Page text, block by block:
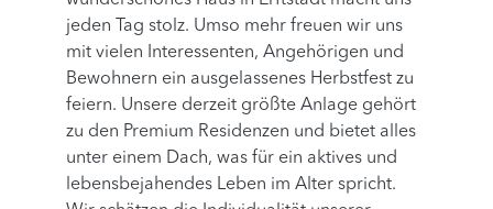
jeden Tag stolz. Umso mehr freuen wir uns
mit vielen Interessenten, Angehörigen und
Bewohnern ein ausgelassenes Herbstfest zu
feiern. Unsere derzeit größte Anlage gehört
zu den Premium Residenzen und bietet alles
unter einem Dach, was für ein aktives und
lebensbejahendes Leben im Alter spricht.